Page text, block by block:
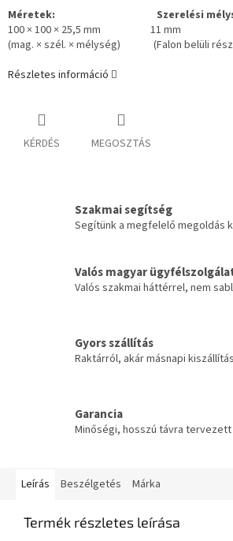
Méretek: Szerelési
100 × 100 × 25,5 mm 11 mm
(mag. × szél. × mélység) (Falon belüli
Részletes információ
KÉRDÉS MEGOSZTÁS
Szakmai segítség
Segítünk a megfelelő megoldás
Valós magyar
Valós szakmai háttérrel, nem
Gyors szállítás
Raktárról, akár másnapi
Garancia
Minőségi, hosszú távra
Leírás Beszélgetés Márka
Termék részletes leírása